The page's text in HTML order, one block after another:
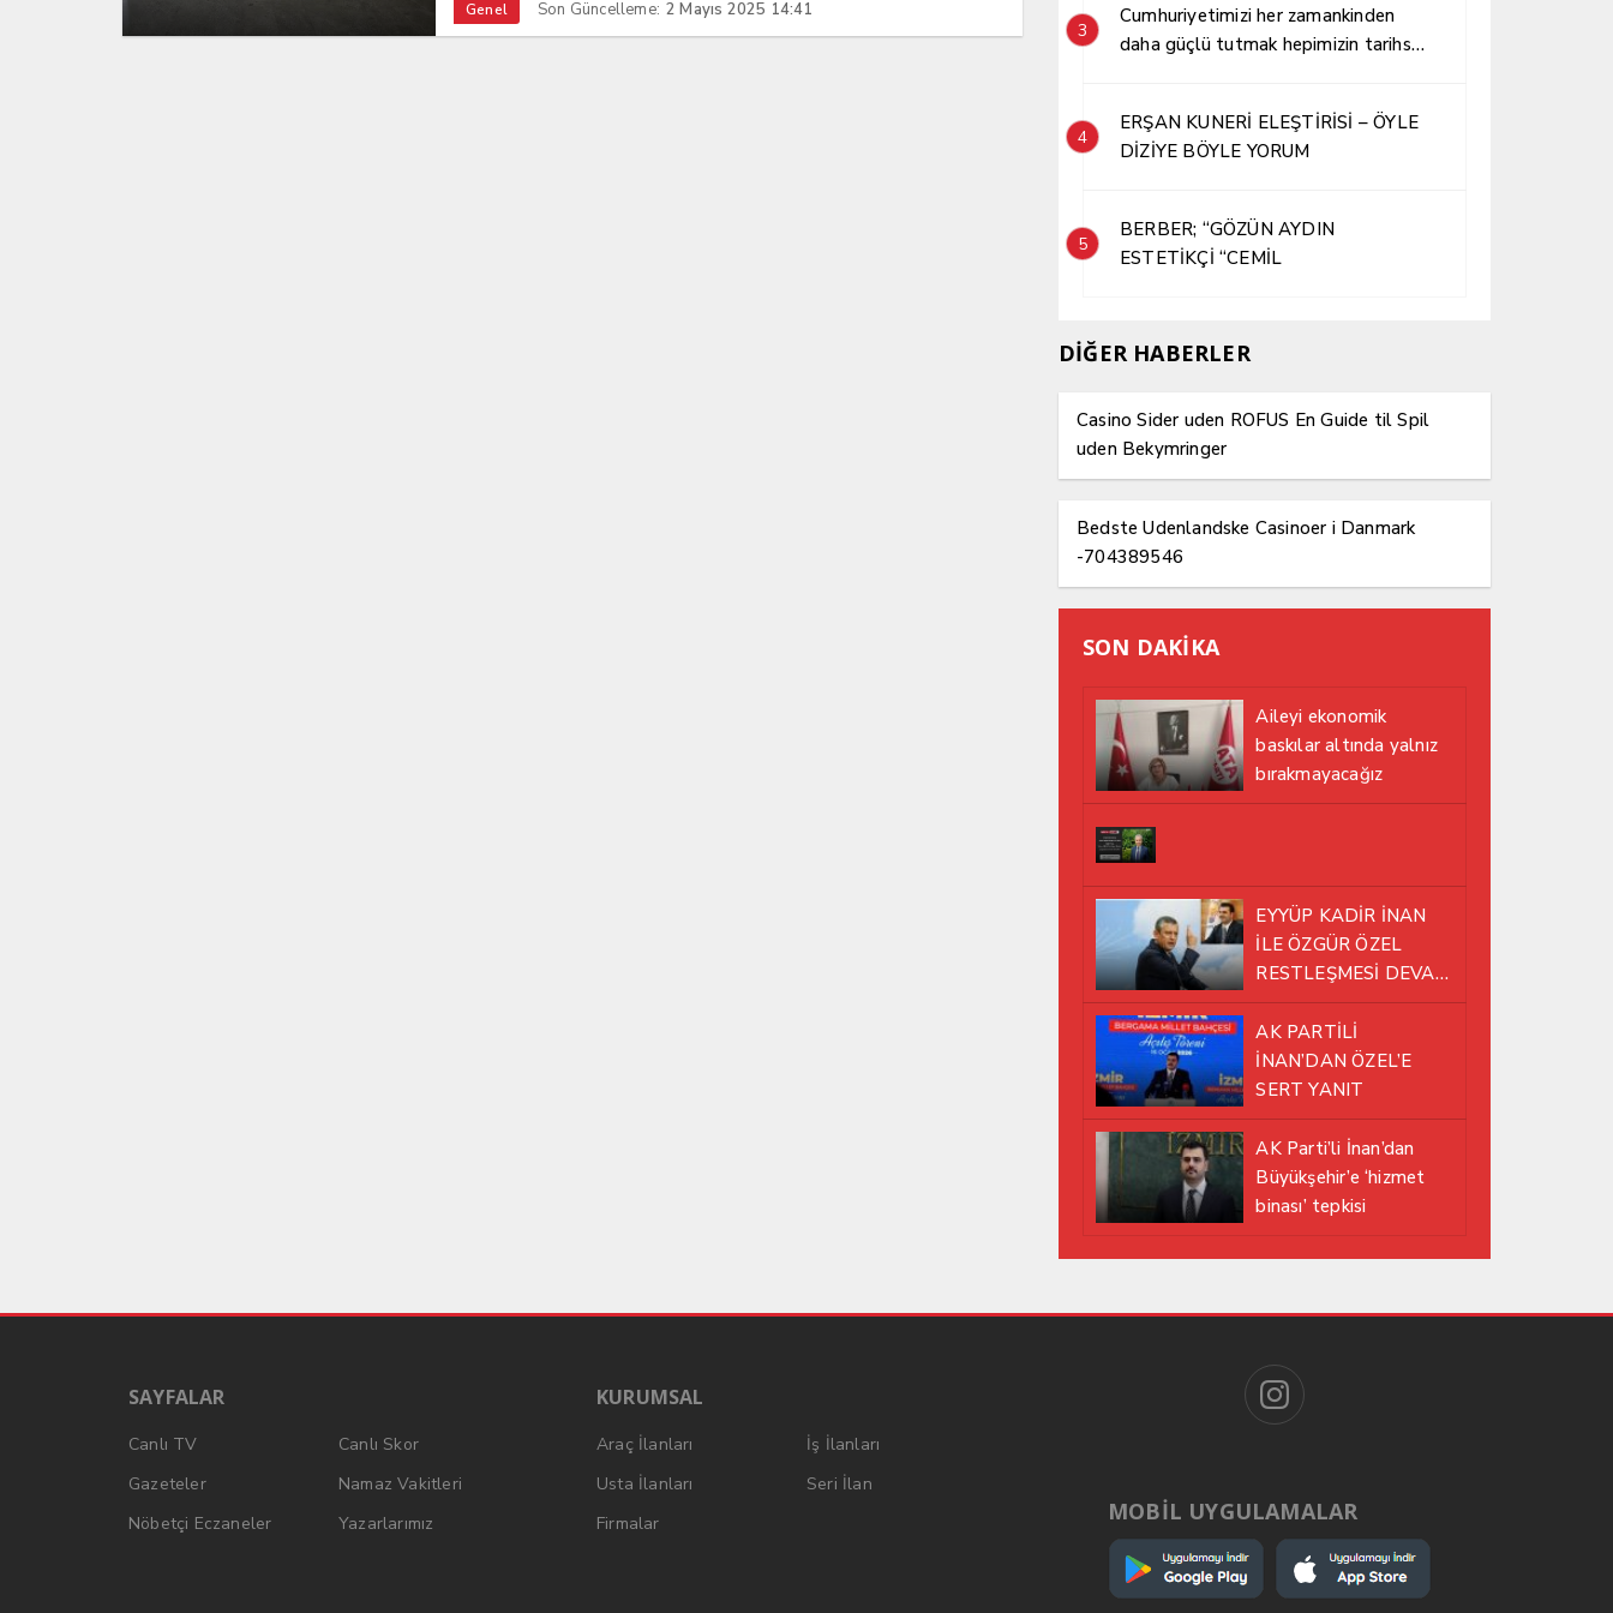
Genel Son Güncelleme: 2 Mayıs 2025 14:41
3
Cumhuriyetimizi her zamankinden
daha güçlü tutmak hepimizin tarihsel
4
ERŞAN KUNERİ ELEŞTİRİSİ – ÖYLE
DİZİYE BÖYLE YORUM
5
BERBER; “GÖZÜN AYDIN
ESTETİKÇİ “CEMİL
DİĞER HABERLER
Casino Sider uden ROFUS En Guide til Spil
uden Bekymringer
Bedste Udenlandske Casinoer i Danmark
-704389546
SON DAKİKA
Aileyi ekonomik
baskılar altında yalnız
bırakmayacağız
EYYÜP KADİR İNAN
İLE ÖZGÜR ÖZEL
RESTLEŞMESİ DEVAM
EDİYOR
AK PARTİLİ
İNAN’DAN ÖZEL’E
SERT YANIT
AK Parti’li İnan’dan
Büyükşehir’e ‘hizmet
binası’ tepkisi
SAYFALAR
Canlı TV
Canlı Skor
Gazeteler
Namaz Vakitleri
Nöbetçi Eczaneler
Yazarlarımız
KURUMSAL
Araç İlanları
İş İlanları
Usta İlanları
Seri İlan
Firmalar
MOBİL UYGULAMALAR